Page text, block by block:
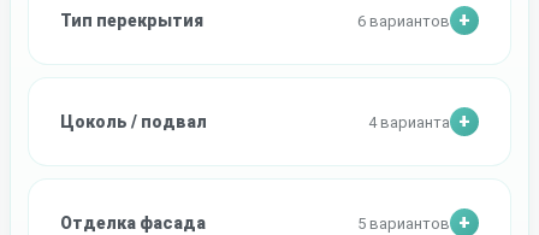
Тип перекрытия 6 вариантов
Цоколь / подвал 4 варианта
Отделка фасада 5 вариантов